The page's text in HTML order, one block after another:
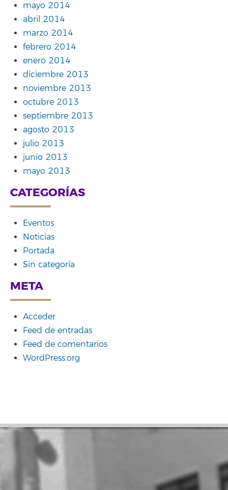
mayo 2014
abril 2014
marzo 2014
febrero 2014
enero 2014
diciembre 2013
noviembre 2013
octubre 2013
septiembre 2013
agosto 2013
julio 2013
junio 2013
mayo 2013
CATEGORÍAS
Eventos
Noticias
Portada
Sin categoría
META
Acceder
Feed de entradas
Feed de comentarios
WordPress.org